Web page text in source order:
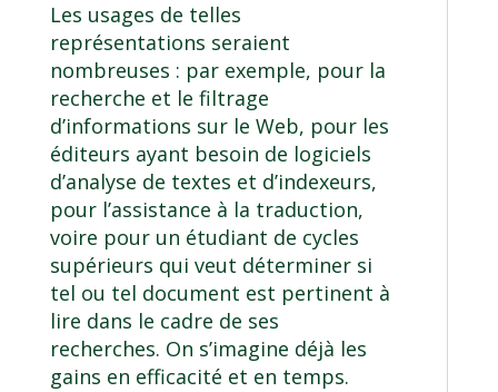
Les usages de telles
représentations seraient
nombreuses : par exemple, pour la
recherche et le filtrage
d’informations sur le Web, pour les
éditeurs ayant besoin de logiciels
d’analyse de textes et d’indexeurs,
pour l’assistance à la traduction,
voire pour un étudiant de cycles
supérieurs qui veut déterminer si
tel ou tel document est pertinent à
lire dans le cadre de ses
recherches. On s’imagine déjà les
gains en efficacité et en temps.